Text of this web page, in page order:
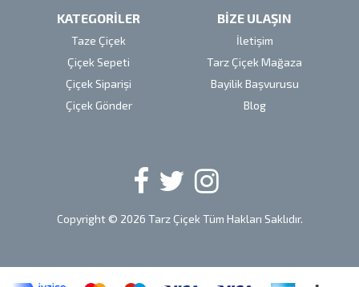
KATEGORİLER
Taze Çiçek
Çiçek Sepeti
Çiçek Siparişi
Çiçek Gönder
BİZE ULAŞIN
İletişim
Tarz Çiçek Mağaza
Bayilik Başvurusu
Blog
Copyright © 2026 Tarz Çiçek Tüm Hakları Saklıdır.